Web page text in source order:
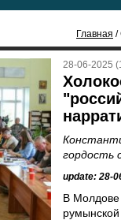
Главная /
28-06-2025
гордость
update: 28-
В Молдове